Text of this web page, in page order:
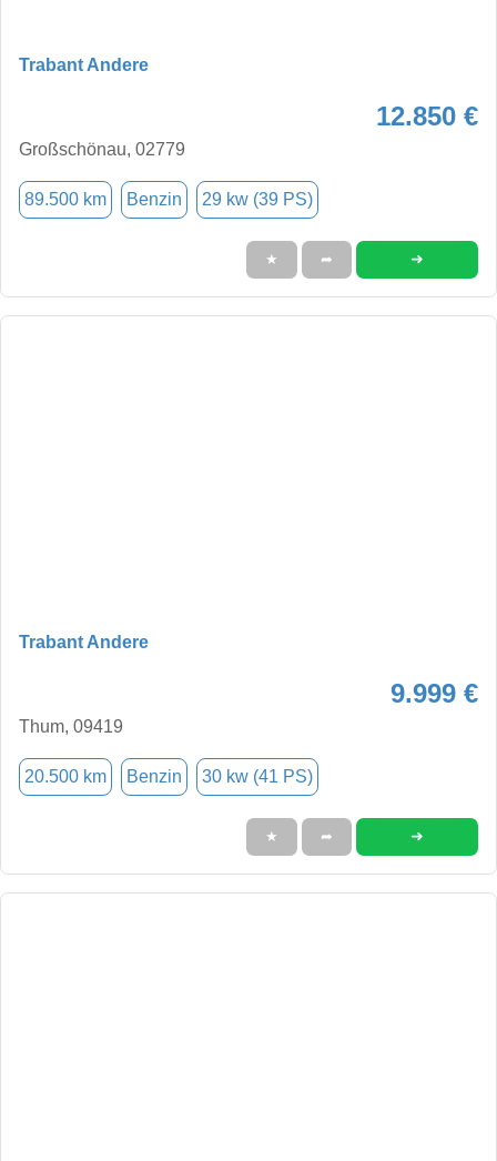
Trabant Andere
12.850 €
Großschönau, 02779
89.500 km Benzin 29 kw (39 PS)
★ ➦ ➜
Trabant Andere
9.999 €
Thum, 09419
20.500 km Benzin 30 kw (41 PS)
★ ➦ ➜